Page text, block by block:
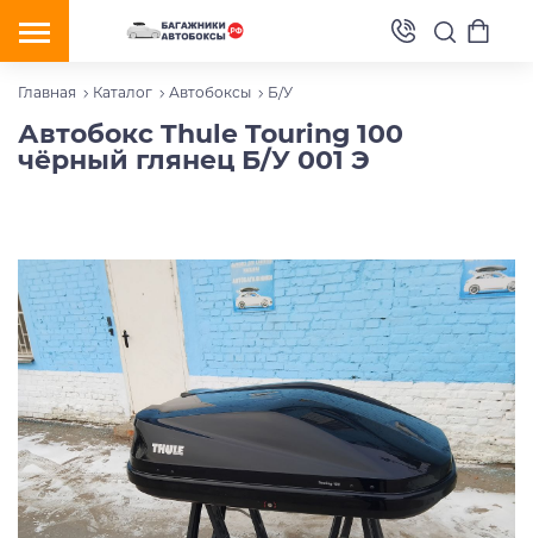
Главная Каталог Автобоксы Б/У
Автобокс Thule Touring 100
чёрный глянец Б/У 001 Э